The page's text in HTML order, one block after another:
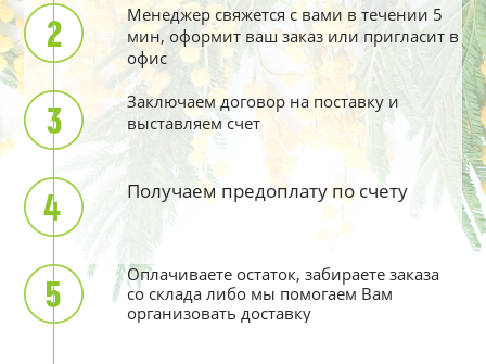
Менеджер свяжется с вами в течении 5
мин, оформит ваш заказ или пригласит в
офис
Заключаем договор на поставку и
выставляем счет
Получаем предоплату по счету
Оплачиваете остаток, забираете заказа
со склада либо мы помогаем Вам
организовать доставку